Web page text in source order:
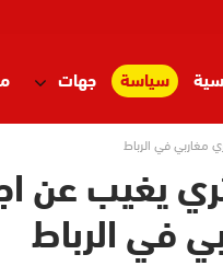
سياسة جهات
مغاربي في الرباط
يغيب عن
في الرباط